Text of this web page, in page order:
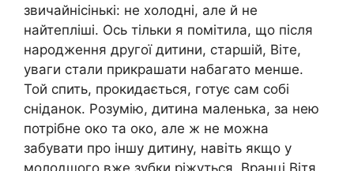
звичайнісінькі: не холодні, але й не
найтепліші. Ось тільки я помітила, що після
народження другої дитини, старшій, Віте,
уваги стали прикрашати набагато менше.
Той спить, прокидається, готує сам собі
сніданок. Розумію, дитина маленька, за нею
потрібне око та око, але ж не можна
забувати про іншу дитину, навіть якщо у